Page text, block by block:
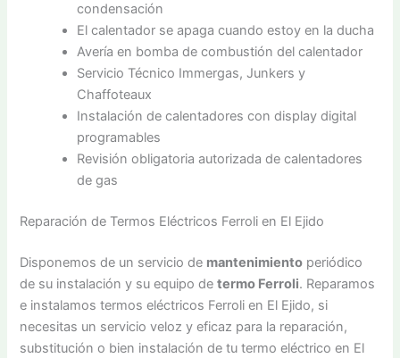
condensación
El calentador se apaga cuando estoy en la ducha
Avería en bomba de combustión del calentador
Servicio Técnico Immergas, Junkers y
Chaffoteaux
Instalación de calentadores con display digital
programables
Revisión obligatoria autorizada de calentadores
de gas
Reparación de Termos Eléctricos Ferroli en El Ejido
Disponemos de un servicio de mantenimiento periódico
de su instalación y su equipo determo Ferroli. Reparamos
e instalamos termos eléctricos Ferroli en El Ejido, si
necesitas un servicio veloz y eficaz para la reparación,
substitución o bien instalación de tu termo eléctrico en El